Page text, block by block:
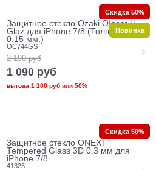
Защитное стекло Ozaki O!coat U-
Glaz для iPhone 7/8 (Толщина:
0.15 мм.)
OC744GS
2 190 руб
1 090 руб
выгода 1 100 рубили 50%
Скидка 50%
Новинка
Защитное стекло ONEXT
Tempered Glass 3D 0.3 мм для
iPhone 7/8
41325
Скидка 50%